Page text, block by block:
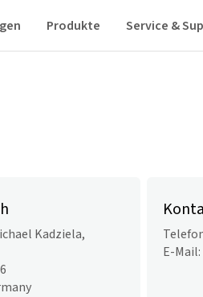
Produkte Service &
Kadziela,
E-Mail: